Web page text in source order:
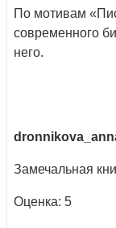
По мотивам
современного
него.
Замечальная
Оценка: 5